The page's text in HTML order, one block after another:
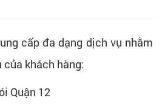
cấp đa dạng dịch vụ nhằm
khách hàng:
Quận 12